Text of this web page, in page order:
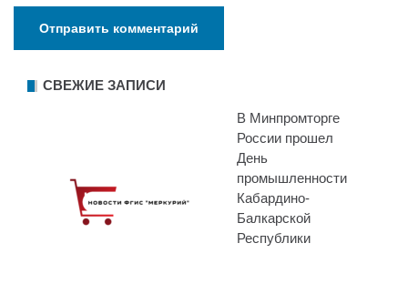
СВЕЖИЕ ЗАПИСИ
В Минпромторге
России прошел
День
промышленности
Кабардино-
Балкарской
Республики